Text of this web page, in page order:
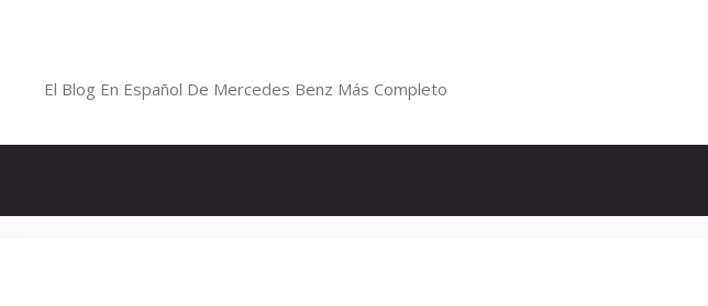
El Blog En Español De Mercedes Benz Más Completo